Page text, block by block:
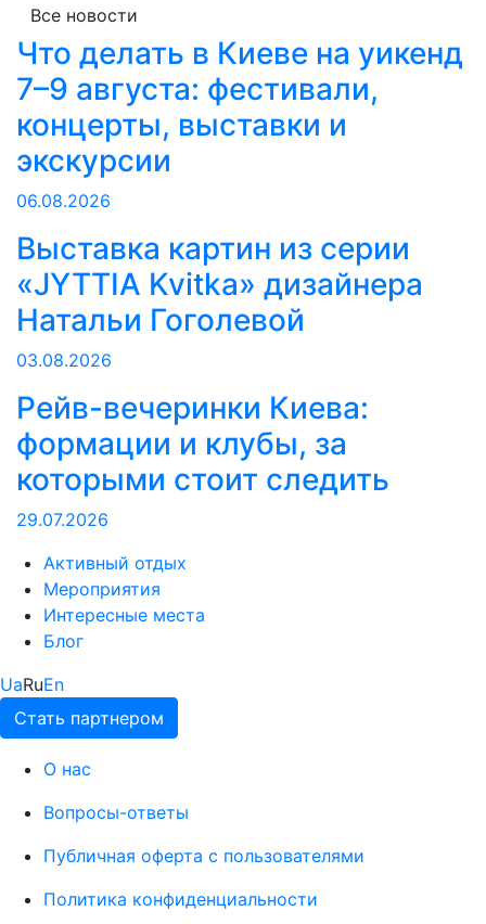
Все новости
Что делать в Киеве на уикенд
7–9 августа: фестивали,
концерты, выставки и
экскурсии
06.08.2026
Выставка картин из серии
«JYTTIA Kvitka» дизайнера
Натальи Гоголевой
03.08.2026
Рейв-вечеринки Киева:
формации и клубы, за
которыми стоит следить
29.07.2026
Активный отдых
Мероприятия
Интересные места
Блог
UaRuEn
Стать партнером
О нас
Вопросы-ответы
Публичная оферта с пользователями
Политика конфиденциальности